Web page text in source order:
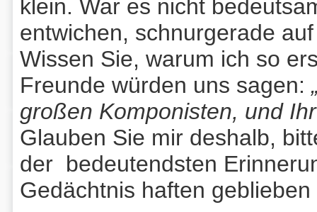
klein. War es nicht
entwichen, schnurgerade
Wissen Sie, warum ich so
Freunde würden uns sagen:
großen Komponisten, und
Glauben Sie mir deshalb,
der bedeutendsten
Gedächtnis haften geblieben